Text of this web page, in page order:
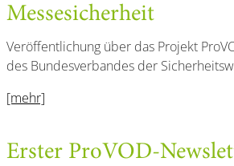
Messesicherheit
Veröffentlichung über das Projekt
des Bundesverbandes der
[mehr]
Erster ProVOD-